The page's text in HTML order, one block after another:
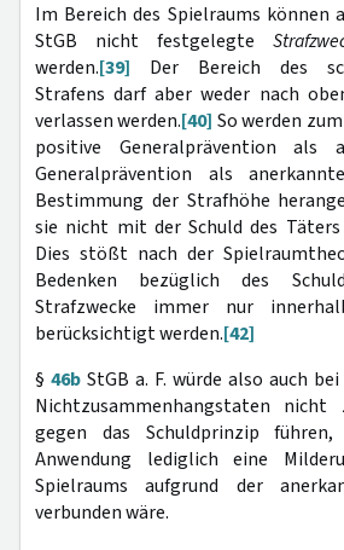
Im Bereich des Spielraums können
StGB nicht festgelegte
werden.[39] Der Bereich des
Strafens darf aber weder nach
verlassen werden.[40] So werden
positive Generalprävention als
Generalprävention als
Bestimmung der Strafhöhe
sie nicht mit der Schuld des Täters
Dies stößt nach der
Bedenken bezüglich des
Strafzwecke immer nur
berücksichtigt werden.[42]
§ 46b StGB a. F. würde also auch
Nichtzusammenhangstaten
gegen das Schuldprinzip
Anwendung lediglich eine
Spielraums aufgrund der
verbunden wäre.